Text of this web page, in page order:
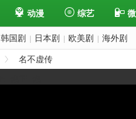
动漫 综艺
韩国剧 日本剧 欧美剧 海外剧
名不虚传